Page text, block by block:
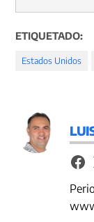
ETIQUETADO:
Estados Unidos